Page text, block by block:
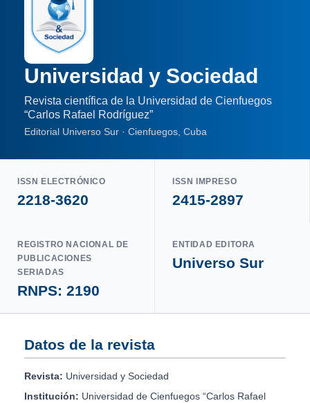
Universidad y Sociedad
Revista científica de la Universidad de Cienfuegos
“Carlos Rafael Rodríguez”
Editorial Universo Sur · Cienfuegos, Cuba
ISSN ELECTRÓNICO
2218-3620
ISSN IMPRESO
2415-2897
REGISTRO NACIONAL DE
PUBLICACIONES
SERIADAS
RNPS: 2190
ENTIDAD EDITORA
Universo Sur
Datos de la revista
Revista: Universidad y Sociedad
Institución: Universidad de Cienfuegos “Carlos Rafael